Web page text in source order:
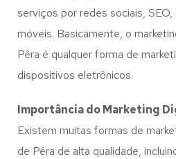
serviços por redes sociais,
móveis. Basicamente, o
Pêra é qualquer forma de
dispositivos eletrônicos.
Importância do Marketing
Existem muitas formas de
de Pêra de alta qualidade,